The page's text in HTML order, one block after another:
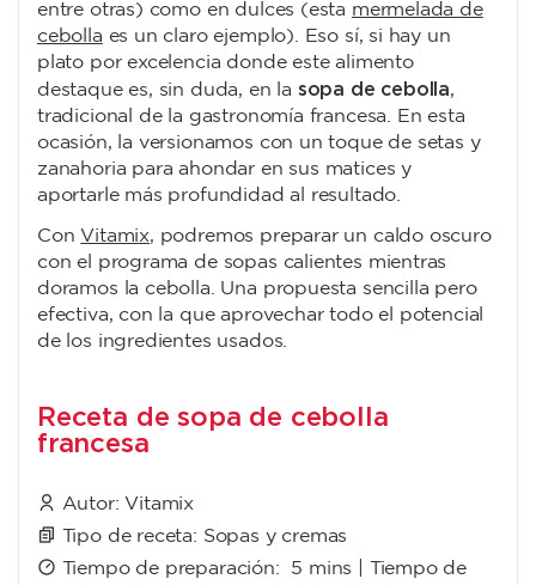
entre otras) como en dulces (esta mermelada de
cebolla es un claro ejemplo). Eso sí, si hay un
plato por excelencia donde este alimento
destaque es, sin duda, en la sopa de cebolla,
tradicional de la gastronomía francesa. En esta
ocasión, la versionamos con un toque de setas y
zanahoria para ahondar en sus matices y
aportarle más profundidad al resultado.
Con Vitamix, podremos preparar un caldo oscuro
con el programa de sopas calientes mientras
doramos la cebolla. Una propuesta sencilla pero
efectiva, con la que aprovechar todo el potencial
de los ingredientes usados.
Receta de sopa de cebolla
francesa
Autor: Vitamix
Tipo de receta: Sopas y cremas
Tiempo de preparación: 5 mins | Tiempo de